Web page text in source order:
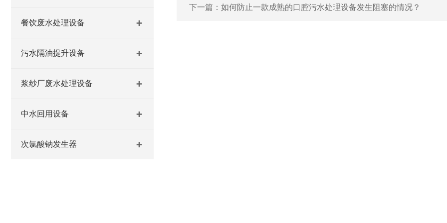
餐饮废水处理设备
污水隔油提升设备
浆纱厂废水处理设备
中水回用设备
次氯酸钠发生器
下一篇： 如何防止一款成熟的口腔污水处理设备发生阻塞的情况？